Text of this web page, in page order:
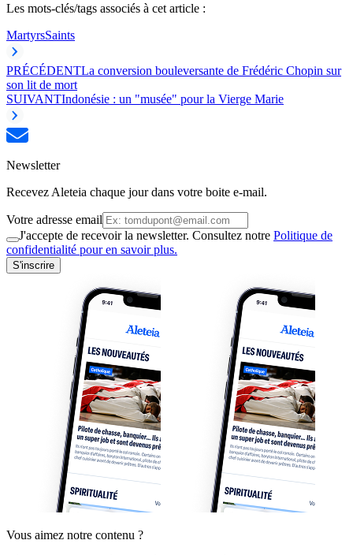
Les mots-clés/tags associés à cet article :
MartyrsSaints
PRÉCÉDENTLa conversion bouleversante de Frédéric Chopin sur
son lit de mort
SUIVANTIndonésie : un "musée" pour la Vierge Marie
Newsletter
Recevez Aleteia chaque jour dans votre boite e-mail.
Votre adresse email
J'accepte de recevoir la newsletter. Consultez notre Politique de
confidentialité pour en savoir plus.
S'inscrire
Vous aimez notre contenu ?